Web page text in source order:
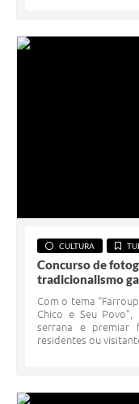
CULTURA
Concurso de
tradicionalismo
Com o tema
Chico e Seu
serrana e premiar
residentes ou